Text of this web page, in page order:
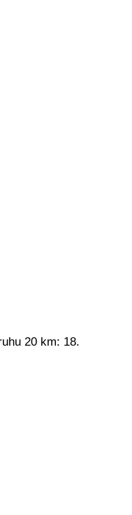
20 km: 18.